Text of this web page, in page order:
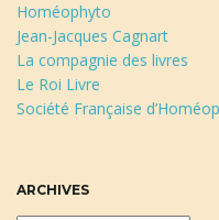
Homéophyto
Jean-Jacques Cagnart
La compagnie des livres
Le Roi Livre
Société Française
ARCHIVES